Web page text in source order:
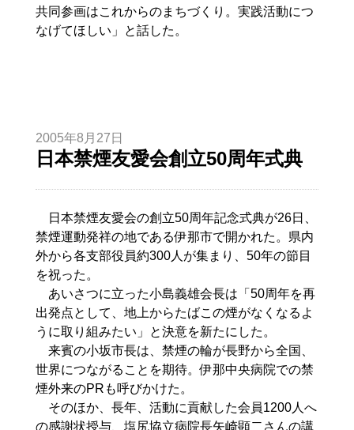
共同参画はこれからのまちづくり。実践活動につ
なげてほしい」と話した。
2005年8月27日
日本禁煙友愛会創立50周年式典
日本禁煙友愛会の創立50周年記念式典が26日、
禁煙運動発祥の地である伊那市で開かれた。県内
外から各支部役員約300人が集まり、50年の節目
を祝った。
あいさつに立った小島義雄会長は「50周年を再
出発点として、地上からたばこの煙がなくなるよ
うに取り組みたい」と決意を新たにした。
来賓の小坂市長は、禁煙の輪が長野から全国、
世界につながることを期待。伊那中央病院での禁
煙外来のPRも呼びかけた。
そのほか、長年、活動に貢献した会員1200人へ
の感謝状授与、塩尻協立病院長矢崎顕二さんの講